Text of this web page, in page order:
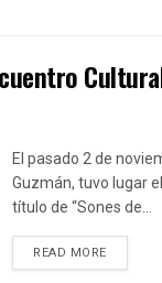
El pasado 2 de
Guzmán, tuvo lugar
título de “Sones de...
READ MOREDETAILS